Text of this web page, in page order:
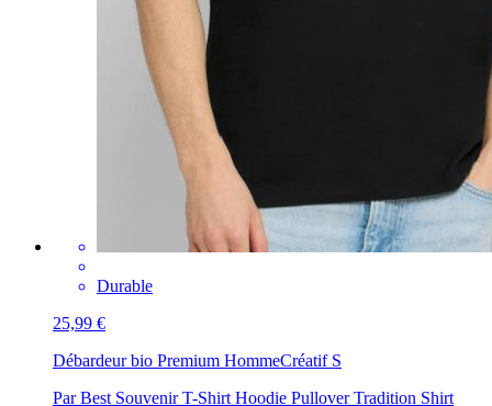
Durable
25,99 €
Débardeur bio Premium HommeCréatif S
Par Best Souvenir T-Shirt Hoodie Pullover Tradition Shirt